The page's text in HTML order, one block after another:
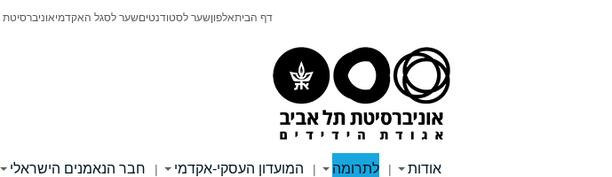
דף הביתאלפוןשער לסטודנטיםשער לסגל האקדמי
אודות | לתרומה | המועדון העסקי-אקדמי | חבר הנאמנים הישראלי